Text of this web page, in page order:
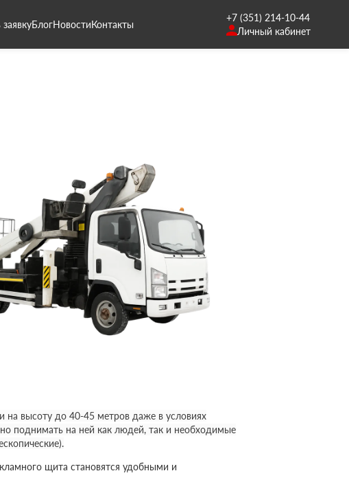
БлогНовостиКонтакты
+7 (351) 214-10-44
Личный кабинет
высоту до 40-45 метров даже в условиях
поднимать на ней как людей, так и необходимые
щита становятся удобными и